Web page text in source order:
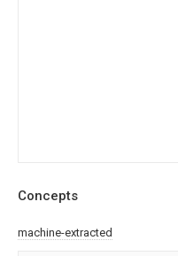
Concepts
machine-extracted